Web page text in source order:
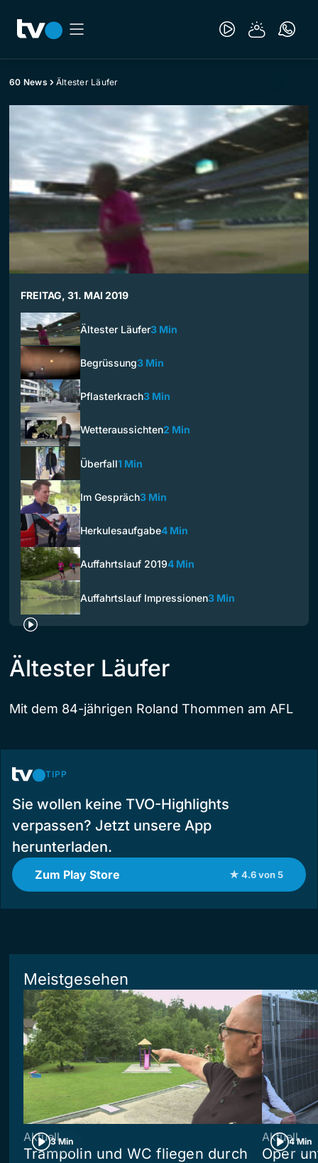
60 News Ältester Läufer
FREITAG, 31. MAI 2019
Ältester Läufer3 Min
Begrüssung3 Min
Pflasterkrach3 Min
Wetteraussichten2 Min
Überfall1 Min
Im Gespräch3 Min
Herkulesaufgabe4 Min
Auffahrtslauf 20194 Min
Auffahrtslauf Impressionen3 Min
Ältester Läufer
Mit dem 84-jährigen Roland Thommen am AFL
TIPP
Sie wollen keine TVO-Highlights
verpassen? Jetzt unsere App
herunterladen.
Zum Play Store ★ 4.6 von 5
Meistgesehen
3 Min
Aktuell
Trampolin und WC fliegen durch
4 Min
Aktuell
Oper